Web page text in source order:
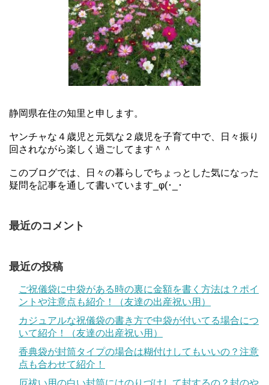
静岡県在住の知里と申します。
ヤンチャな４歳児と元気な２歳児を子育て中で、日々振り
回されながら楽しく過ごしてます＾＾
このブログでは、日々の暮らしでちょっとした気になった
疑問を記事を通して書いています_φ(･_･
最近のコメント
最近の投稿
ご祝儀袋に中袋がある時の裏に金額を書く方法は？ポイ
ントや注意点も紹介！（友達の出産祝い用）
カジュアルな祝儀袋の書き方で中袋が付いてる場合につ
いて紹介！（友達の出産祝い用）
香典袋が封筒タイプの場合は糊付けしてもいいの？注意
点も合わせて紹介！